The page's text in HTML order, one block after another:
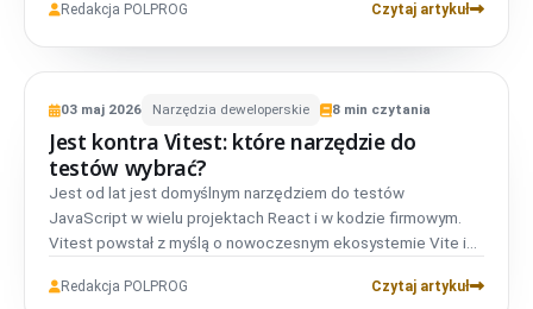
oferując szybsze i prostsze środowisko pracy. Storybook
ekosystem dodatków. Ten przewodnik omawia koszty,
doświadczenie programisty, wydajność i migrację.
Redakcja POLPROG Czytaj artykuł
VS
NARZĘDZIA
DEWELOPERSKIE
PORÓWNANIE
Jest
vs
Vitest
03 maj 2026 Narzędzia deweloperskie 8 min czytania
Jest kontra Vitest: które narzędzie do
testów wybrać?
Jest od lat jest domyślnym narzędziem do testów
JavaScript w wielu projektach React i w kodzie firmowym.
Vitest powstał z myślą o nowoczesnym ekosystemie Vite i
pracy w wielu projektach. Właściwy wybór zależy od twojego
Redakcja POLPROG Czytaj artykuł